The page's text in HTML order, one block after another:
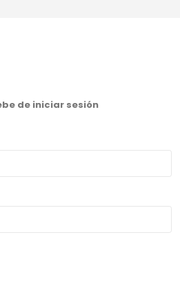
de iniciar sesión